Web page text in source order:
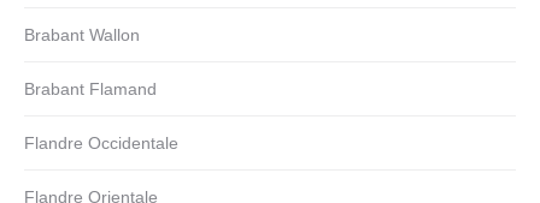
Brabant Wallon
Brabant Flamand
Flandre Occidentale
Flandre Orientale